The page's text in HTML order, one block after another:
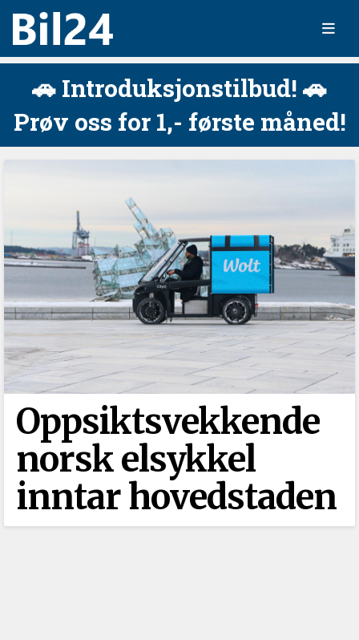
🚗 Introduksjonstilbud! 🚗
Prøv oss for 1,- første måned!
Oppsiktsvekkende
norsk elsykkel
inntar hovedstaden